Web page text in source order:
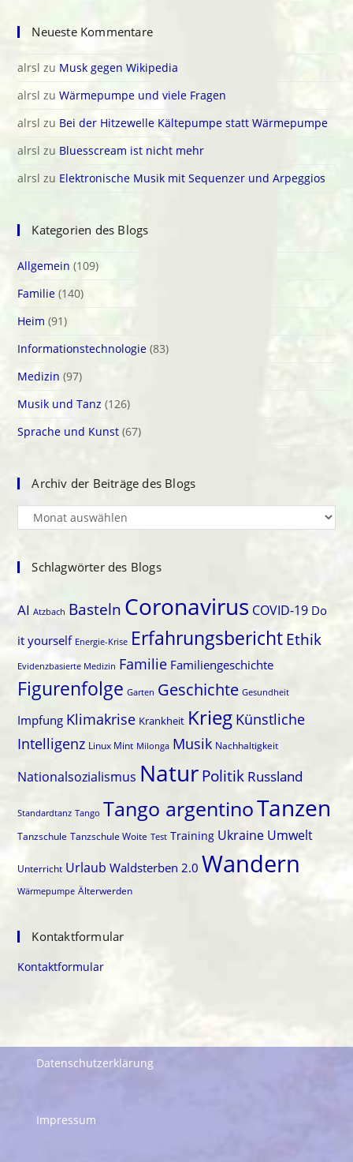
Neueste Kommentare
alrsl zu Musk gegen Wikipedia
alrsl zuWärmepumpe und viele Fragen
alrsl zu Bei der Hitzewelle Kältepumpe statt Wärmepumpe
alrsl zu Bluesscream ist nicht mehr
alrsl zu Elektronische Musik mit Sequenzer und Arpeggios
Kategorien des Blogs
Allgemein (109)
Familie (140)
Heim (91)
Informationstechnologie (83)
Medizin (97)
Musik und Tanz (126)
Sprache und Kunst (67)
Archiv der Beiträge des Blogs
Archiv
der
desSchlagwörter des Blogs
AI Atzbach Basteln Coronavirus COVID-19 Do
it yourself Energie-Krise Erfahrungsbericht Ethik
Evidenzbasierte Medizin Familie Familiengeschichte
Figurenfolge Garten Geschichte Gesundheit
Impfung Klimakrise Krankheit Krieg Künstliche
Intelligenz Linux Mint Milonga Musik Nachhaltigkeit
Nationalsozialismus NaturPolitik Russland
Standardtanz Tango Tango argentinoTanzen
Tanzschule Tanzschule Woite Test Training Ukraine Umwelt
Unterricht Urlaub Waldsterben 2.0 Wandern
Wärmepumpe Älterwerden
Kontaktformular
Kontaktformular
Datenschutzerklärung
Impressum